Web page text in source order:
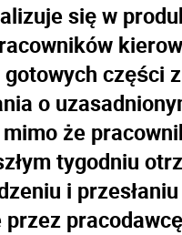
się w
części
o
że
tygodniu
i